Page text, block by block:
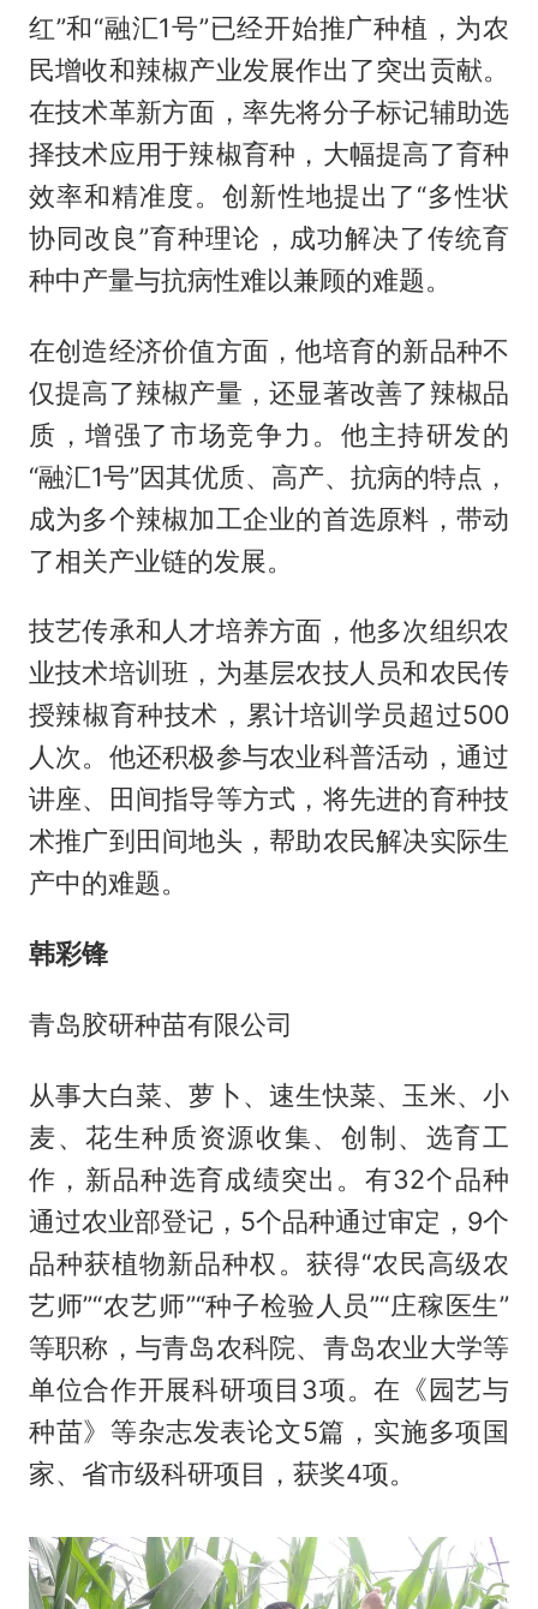
红”和“融汇1号”已经开始推广种植，为农
民增收和辣椒产业发展作出了突出贡献。
在技术革新方面，率先将分子标记辅助选
择技术应用于辣椒育种，大幅提高了育种
效率和精准度。创新性地提出了“多性状
协同改良”育种理论，成功解决了传统育
种中产量与抗病性难以兼顾的难题。
在创造经济价值方面，他培育的新品种不
仅提高了辣椒产量，还显著改善了辣椒品
质，增强了市场竞争力。他主持研发的
“融汇1号”因其优质、高产、抗病的特点，
成为多个辣椒加工企业的首选原料，带动
了相关产业链的发展。
技艺传承和人才培养方面，他多次组织农
业技术培训班，为基层农技人员和农民传
授辣椒育种技术，累计培训学员超过500
人次。他还积极参与农业科普活动，通过
讲座、田间指导等方式，将先进的育种技
术推广到田间地头，帮助农民解决实际生
产中的难题。
韩彩锋
青岛胶研种苗有限公司
从事大白菜、萝卜、速生快菜、玉米、小
麦、花生种质资源收集、创制、选育工
作，新品种选育成绩突出。有32个品种
通过农业部登记，5个品种通过审定，9个
品种获植物新品种权。获得“农民高级农
艺师”“农艺师”“种子检验人员”“庄稼医生”
等职称，与青岛农科院、青岛农业大学等
单位合作开展科研项目3项。在《园艺与
种苗》等杂志发表论文5篇，实施多项国
家、省市级科研项目，获奖4项。